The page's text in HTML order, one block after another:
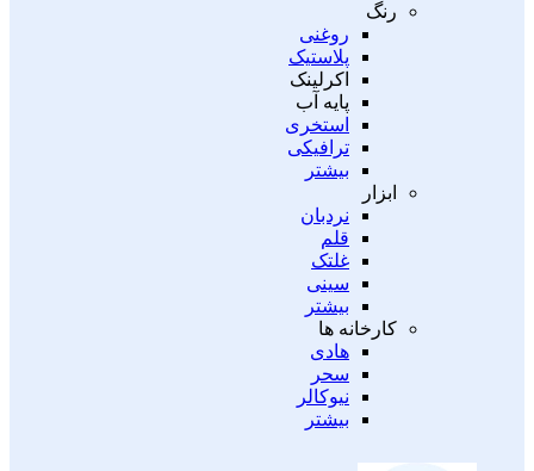
رنگ
روغنی
پلاستیک
اکرلینک
پایه آب
استخری
ترافیکی
بیشتر
ابزار
نردبان
قلم
غلتک
سینی
بیشتر
کارخانه ها
هادی
سحر
نیوکالر
بیشتر